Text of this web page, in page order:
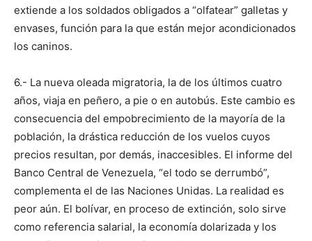
extiende a los soldados obligados a “olfatear” galletas y
envases, función para la que están mejor acondicionados
los caninos.
6.- La nueva oleada migratoria, la de los últimos cuatro
años, viaja en peñero, a pie o en autobús. Este cambio es
consecuencia del empobrecimiento de la mayoría de la
población, la drástica reducción de los vuelos cuyos
precios resultan, por demás, inaccesibles. El informe del
Banco Central de Venezuela, “el todo se derrumbó”,
complementa el de las Naciones Unidas. La realidad es
peor aún. El bolívar, en proceso de extinción, solo sirve
como referencia salarial, la economía dolarizada y los